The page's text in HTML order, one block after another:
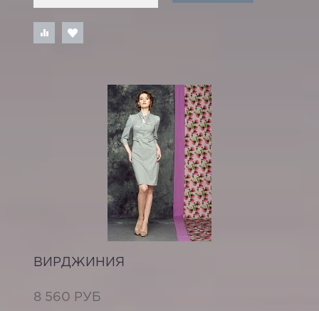
ВИРДЖИНИЯ
8 560 РУБ